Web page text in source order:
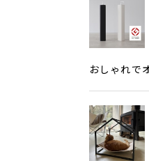
おしゃれで